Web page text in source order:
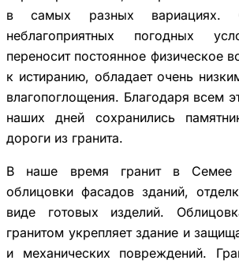
в самых разных вариациях.
неблагоприятных погодных
переносит постоянное физическое
к истиранию, обладает очень
влагопоглощения. Благодаря всем
наших дней сохранились
дороги из гранита.
В наше время гранит в Семее
облицовки фасадов зданий,
виде готовых изделий.
гранитом укрепляет здание и
и механических повреждений.